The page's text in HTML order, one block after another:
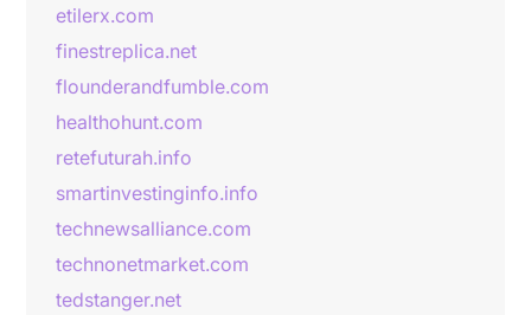
etilerx.com
finestreplica.net
flounderandfumble.com
healthohunt.com
retefuturah.info
smartinvestinginfo.info
technewsalliance.com
technonetmarket.com
tedstanger.net